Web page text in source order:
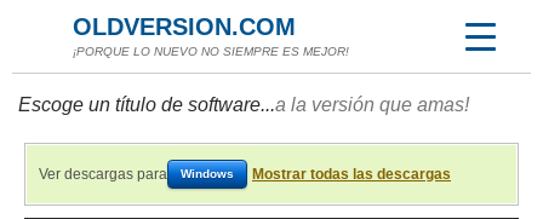
OLDVERSION.COM
¡PORQUE LO NUEVO NO SIEMPRE ES MEJOR!
Escoge un título de software...a la versión que amas!
Ver descargas para Windows Mostrar todas las descargas